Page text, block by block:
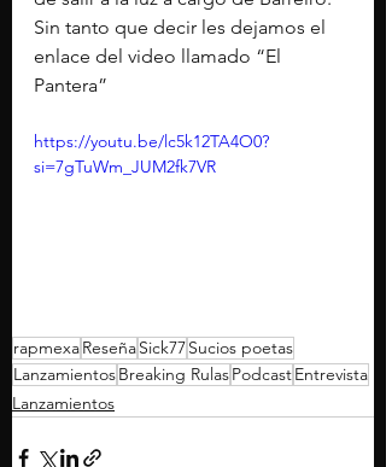
Sin tanto que decir les dejamos el
enlace del video llamado “El
Pantera”
https://youtu.be/lc5k12TA4O0?
si=7gTuWm_JUM2fk7VR
rapmexaReseñaSick77Sucios poetas
LanzamientosBreaking RulasPodcastEntrevista
Lanzamientos